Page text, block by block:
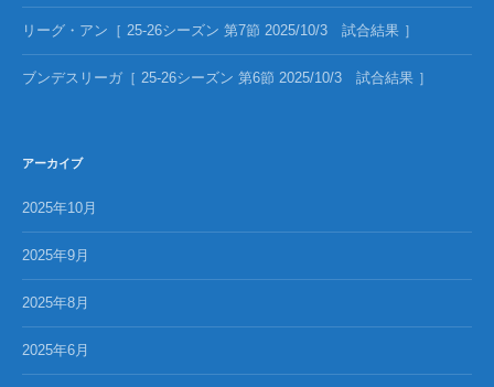
リーグ・アン［ 25-26シーズン 第7節 2025/10/3 試合結果 ］
ブンデスリーガ［ 25-26シーズン 第6節 2025/10/3 試合結果 ］
アーカイブ
2025年10月
2025年9月
2025年8月
2025年6月